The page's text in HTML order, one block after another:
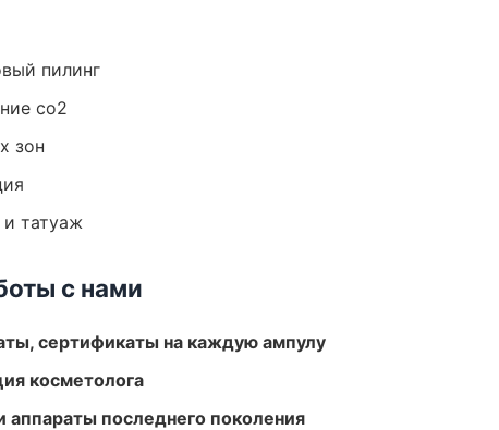
пилинг
co2
зон
татуаж
с нами
сертификаты на каждую ампулу
косметолога
последнего поколения